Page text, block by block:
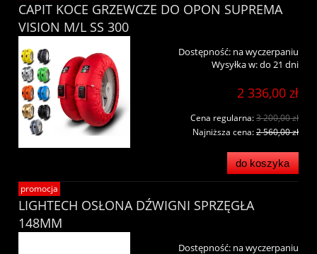
CAPIT KOCE GRZEWCZE DO OPON SUPREMA
VISION M/L SS 300
Dostępność: na wyczerpaniu
Wysyłka w:do 21 dni
2 336,00 zł
Cena regularna:3 200,00 zł
Najniższa cena:2 560,00 zł
do koszyka
LIGHTECH OSŁONA DŹWIGNI SPRZĘGŁA
148MM
Dostępność: na wyczerpaniu
promocja